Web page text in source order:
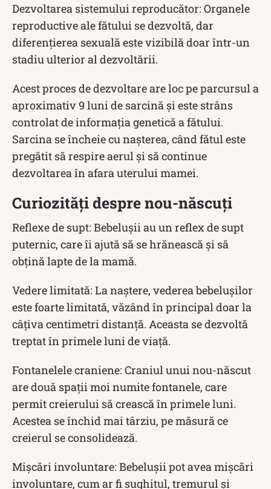
Dezvoltarea sistemului reproducător: Organele
reproductive ale fătului se dezvoltă, dar
diferențierea sexuală este vizibilă doar într-un
stadiu ulterior al dezvoltării.
Acest proces de dezvoltare are loc pe parcursul a
aproximativ 9 luni de sarcină și este strâns
controlat de informația genetică a fătului.
Sarcina se încheie cu nașterea, când fătul este
pregătit să respire aerul și să continue
dezvoltarea în afara uterului mamei.
Curiozități despre nou-născuți
Reflexe de supt: Bebelușii au un reflex de supt
puternic, care îi ajută să se hrănească și să
obțină lapte de la mamă.
Vedere limitată: La naștere, vederea bebelușilor
este foarte limitată, văzând în principal doar la
câțiva centimetri distanță. Aceasta se dezvoltă
treptat în primele luni de viață.
Fontanelele craniene: Craniul unui nou-născut
are două spații moi numite fontanele, care
permit creierului să crească în primele luni.
Acestea se închid mai târziu, pe măsură ce
creierul se consolidează.
Mișcări involuntare: Bebelușii pot avea mișcări
involuntare, cum ar fi sughitul, tremurul și